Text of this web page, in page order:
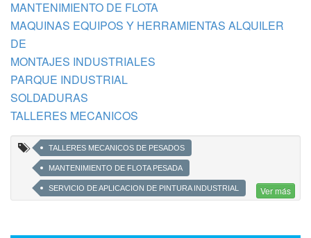
MANTENIMIENTO DE FLOTA
MAQUINAS EQUIPOS Y HERRAMIENTAS ALQUILER
DE
MONTAJES INDUSTRIALES
PARQUE INDUSTRIAL
SOLDADURAS
TALLERES MECANICOS
TALLERES MECANICOS DE PESADOS
MANTENIMIENTO DE FLOTA PESADA
SERVICIO DE APLICACION DE PINTURA INDUSTRIAL Ver más